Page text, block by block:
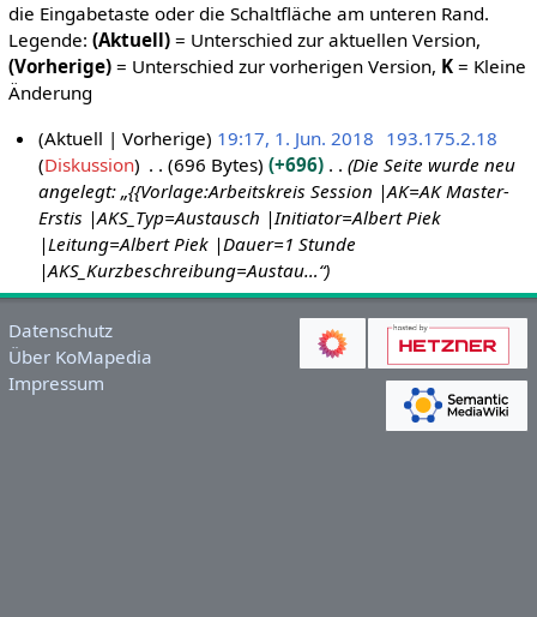
die Eingabetaste oder die Schaltfläche am unteren Rand.
Legende: (Aktuell)= Unterschied zur aktuellen Version,
(Vorherige)= Unterschied zur vorherigen Version, K= Kleine
Änderung
i
2
0
1
Aktuell Vorherige 19:17, 1. Jun. 2018 193.175.2.18
Diskussion
696 Bytes +696
Die Seite wurde neu
angelegt: „{{Vorlage:Arbeitskreis Session |AK=AK Master-
Erstis |AKS_Typ=Austausch |Initiator=Albert Piek
|Leitung=Albert Piek |Dauer=1 Stunde
|AKS_Kurzbeschreibung=Austau…“
Datenschutz
Über KoMapedia
Impressum